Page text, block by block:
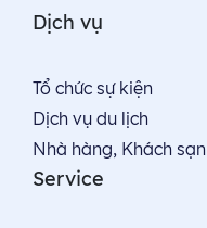
Dịch vụ
Tổ chức sự kiện
Dịch vụ du lịch
Nhà hàng, Khách sạn
Service